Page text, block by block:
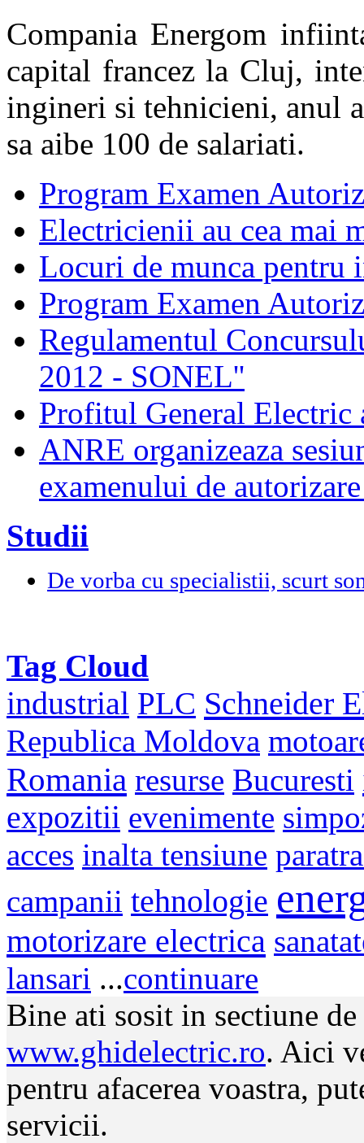
Compania Energom
capital francez la Cluj,
ingineri si tehnicieni, anul
sa aibe 100 de salariati.
Program Examen
Electricienii au cea mai
Locuri de munca pentru
Program Examen
Regulamentul
2012 - SONEL''
Profitul General Electric
ANRE organizeaza
examenului de
Studii
De vorba cu specialistii, scurt
Tag Cloud
industrial PLC Schneider
Republica Moldova
Romania resurse Bucuresti
expozitii evenimente
acces inalta tensiune
campanii tehnologie
motorizare electrica
lansari ...continuare
Bine ati sosit in sectiune
www.ghidelectric.ro. Aici
pentru afacerea voastra,
servicii.